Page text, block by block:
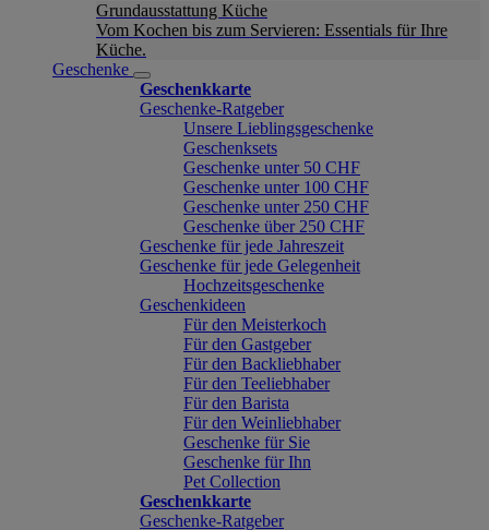
Grundausstattung Küche
Vom Kochen bis zum Servieren: Essentials für Ihre
Küche.
Geschenke
Geschenkkarte
Geschenke-Ratgeber
Unsere Lieblingsgeschenke
Geschenksets
Geschenke unter 50 CHF
Geschenke unter 100 CHF
Geschenke unter 250 CHF
Geschenke über 250 CHF
Geschenke für jede Jahreszeit
Geschenke für jede Gelegenheit
Hochzeitsgeschenke
Geschenkideen
Für den Meisterkoch
Für den Gastgeber
Für den Backliebhaber
Für den Teeliebhaber
Für den Barista
Für den Weinliebhaber
Geschenke für Sie
Geschenke für Ihn
Pet Collection
Geschenkkarte
Geschenke-Ratgeber